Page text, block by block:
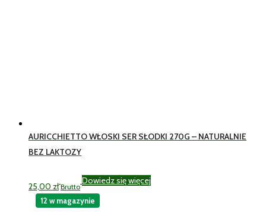
AURICCHIETTO WŁOSKI SER SŁODKI 270G – NATURALNIE
BEZ LAKTOZY
25,00 zł Brutto
Dowiedz się więcej
12 w magazynie